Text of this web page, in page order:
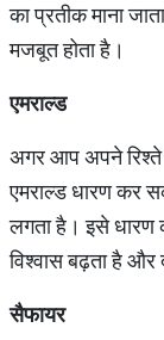
का प्रतीक माना
मजबूत होता है।
एमराल्ड
अगर आप अपने रिश्ते
एमराल्ड धारण कर
लगता है। इसे
विश्वास बढ़ता है और
सैफायर